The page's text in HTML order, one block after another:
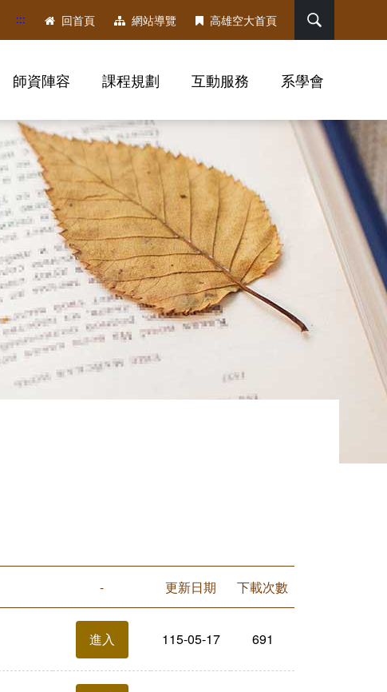
::: 回首頁 網站導覽 高雄空大首頁
師資陣容 課程規劃 互動服務 系學會
換，社群分享工具列
- 更新日期 下載次數
進入 115-05-17 691